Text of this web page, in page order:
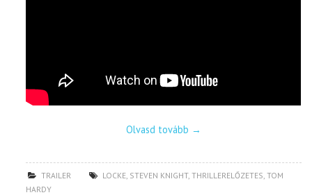
Olvasd tovább →
TRAILER LOCKE STEVEN KNIGHT,THRILLERELŐZETES ,TOM
HARDY